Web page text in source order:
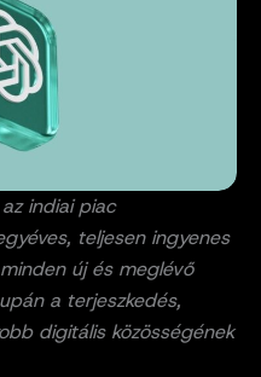
indiai piac
teljesen ingyenes
új és meglévő
a terjeszkedés,
digitális közösségének